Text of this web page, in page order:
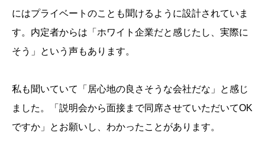
にはプライベートのことも聞けるように設計されていま
す。内定者からは「ホワイト企業だと感じたし、実際に
そう」という声もあります。
私も聞いていて「居心地の良さそうな会社だな」と感じ
ました。「説明会から面接まで同席させていただいてOK
ですか」とお願いし、わかったことがあります。